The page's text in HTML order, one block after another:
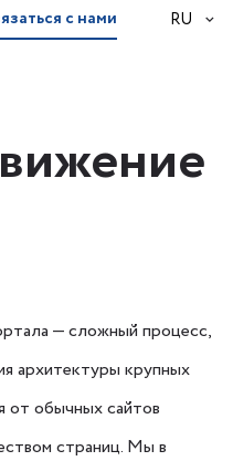
с нами RU
— сложный процесс,
архитектуры крупных
от обычных сайтов
страниц. Мы в